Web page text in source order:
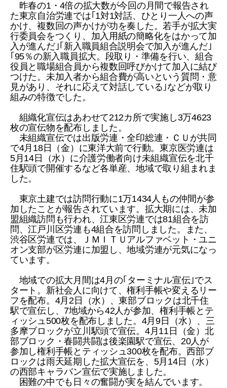
昨春の1・4倍の拡大数が今回の月間で報告され
た東京自治労連では｢1対1対話、ひとり一人への声
かけ、複数回の声かけが功を奏した。若手が拡大実
行委員会をつくり、加入用紙の簡略化をはかって加
入が進んだ｣｢新入職員組合説明会で加入が進んだ｣
｢95％の新入職員拡大。段取り・準備を行い、組合
役員と職場組合員から複数回呼びかけて加入に結び
つけた。未加入者から組合費が高いという質問・意
見があり、それに応えて対話している｣などが取り
組みの特徴でした。
組織化宣伝はあわせて212カ所で実施し3万4623
枚の宣伝物を配布しました。
未組織宣伝では出版労連・全印総連・ＣＵが共同
で4月18日（金）に東洋大前で行動。東京医労連は
5月14日（水）に介護労働者向け未組織宣伝を北千
住駅頭で開催するなど各単産、地域で取り組まれま
した。
東京土建では訪問行動に1万1434人もの仲間が参
加したことが報告されています。拡大期には、未加
盟組織訪問も行われ、江東区労連では81組合を訪
問、江戸川区労連も4組合を訪問しました。また、
渋谷区労連では、ＪＭＩＴＵアルファベット・ユニ
オン支部が区労連に加盟し、地域労連が元気になっ
ています。
地域での拡大月間は4月の｢ターミナル宣伝｣でス
タート。新社会人に向けて、権利手帳や変えるリー
フを配布。4月2日（水）、東部ブロックは北千住
駅で宣伝し、7地域から42人が参加、権利手帳とテ
ィッシュ500枚を配布しました。4月9日（水）、三
多摩ブロックが立川駅頭で宣伝。4月11日（金）北
部ブロック・春闘共闘は後楽園駅で宣伝、20人が
参加し権利手帳とティッシュ300枚を配布。西部ブ
ロックは雨天延期した拡大宣伝を、5月14日（水）
の西部キャラバン宣伝で実施しました。
困難の中でも日々の奮闘が実を結んでいます。